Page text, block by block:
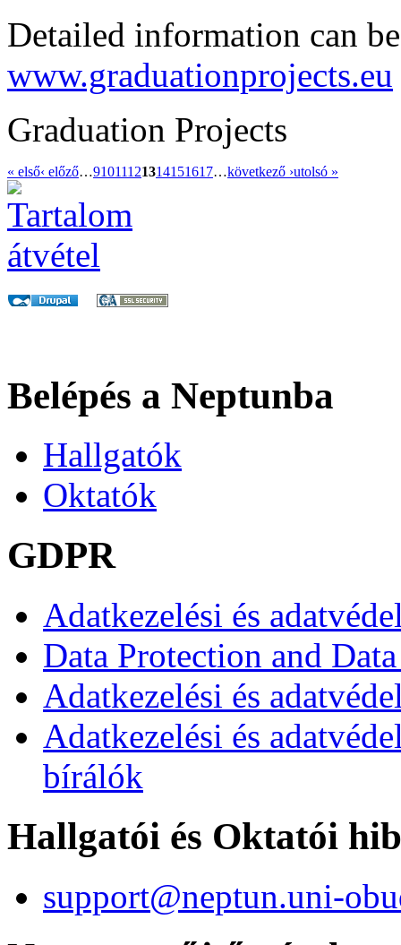
Detailed information can
www.graduationprojects.eu
Graduation Projects
« első‹ előző…91011121314151617…következő ›utolsó »
Belépés a Neptunba
Hallgatók
Oktatók
GDPR
Adatkezelési és
Data Protection and
Adatkezelési és
Adatkezelési és
bírálók
Hallgatói és Oktatói
support@neptun.uni-